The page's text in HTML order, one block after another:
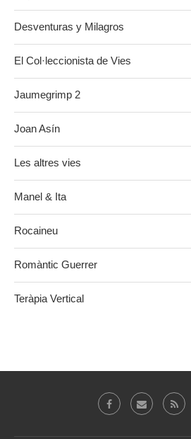
Desventuras y Milagros
El Col·leccionista de Vies
Jaumegrimp 2
Joan Asín
Les altres vies
Manel & Ita
Rocaineu
Romàntic Guerrer
Teràpia Vertical